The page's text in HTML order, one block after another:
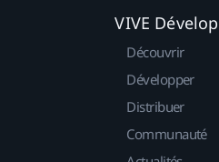
VIVE
Découvrir
Développer
Distribuer
Communauté